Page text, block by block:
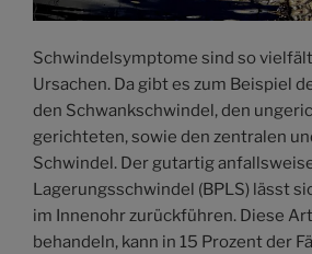
Schwindelsymptome sind so
Ursachen. Da gibt es zum Beispiel
den Schwankschwindel, den
gerichteten, sowie den zentralen
Schwindel. Der gutartig
Lagerungsschwindel (BPLS) lässt
im Innenohr zurückführen. Diese
behandeln, kann in 15 Prozent der